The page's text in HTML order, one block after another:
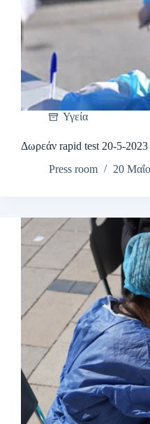
Υγεία
Δωρεάν rapid test 20-5-
Press room
20